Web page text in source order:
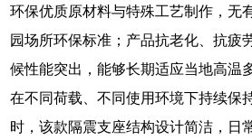
环保优质原材料与特殊工艺制作，无
园场所环保标准；产品抗老化、抗疲
候性能突出，能够长期适应当地高温
在不同荷载、不同使用环境下持续保
时，该款隔震支座结构设计简洁，日